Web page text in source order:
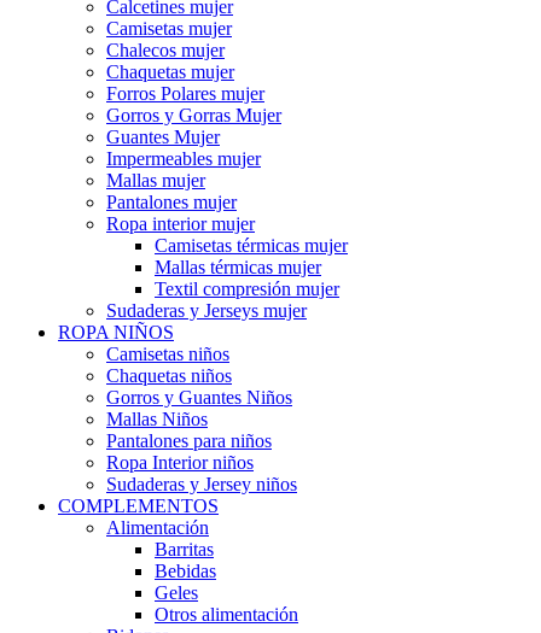
Calcetines mujer
Camisetas mujer
Chalecos mujer
Chaquetas mujer
Forros Polares mujer
Gorros y Gorras Mujer
Guantes Mujer
Impermeables mujer
Mallas mujer
Pantalones mujer
Ropa interior mujer
Camisetas térmicas mujer
Mallas térmicas mujer
Textil compresión mujer
Sudaderas y Jerseys mujer
ROPA NIÑOS
Camisetas niños
Chaquetas niños
Gorros y Guantes Niños
Mallas Niños
Pantalones para niños
Ropa Interior niños
Sudaderas y Jersey niños
COMPLEMENTOS
Alimentación
Barritas
Bebidas
Geles
Otros alimentación